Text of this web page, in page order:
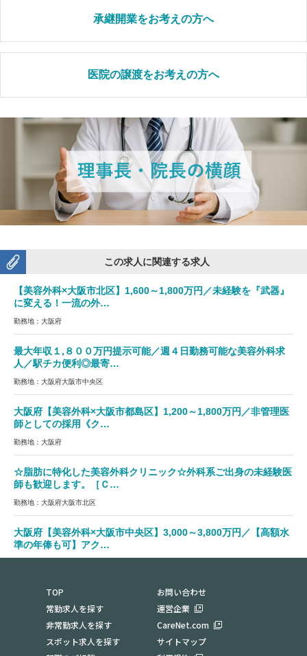
承継開業をお考えの方へ
医院の譲渡をお考えの方へ
この求人に関連する求人
【美容外科×大阪市北区】1,600～1,800万円／未経験を『武器』
に変える！一流の外…
勤務地：大阪府
最大年収１,８００万円提示可能／週４日勤務可能な美容外科求
人／駅チカ便利◎最寄…
勤務地：大阪府大阪市中央区
大阪府【美容外科×大阪市都島区】1,200～1,800万円／非管理医
師としての採用《ク…
勤務地：大阪府
☆脂肪に特化した美容外科クリニック☆外科系ご出身の未経験医
師も歓迎します。［Ｃ…
勤務地：大阪府大阪市北区
大阪府【美容外科×大阪市中央区】3,000～3,800万円／【高額水
準の年俸も可】アク…
TOP
常勤求人を探す
非常勤求人を探す
スポット求人を探す
お問い合わせ
運営企業
CareNet.com
サイトマップ